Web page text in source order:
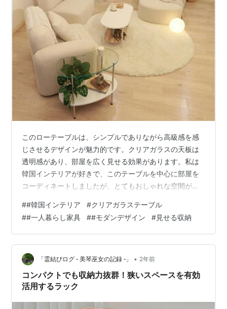
このローテーブルは、シンプルでありながら高級感を感
じさせるデザインが魅力的です。クリアガラスの天板は
透明感があり、部屋を広く見せる効果があります。私は
韓国インテリアが好きで、このテーブルを中心に部屋を
コーディネートしましたが、とてもおしゃれな空間が完
る収納を楽しんでいます。強化ガラスが使用されている
ため、見た目だけでなく実用性も抜群。おしゃれさと機
能性を兼ね備えたこのテーブルは、韓国風の部屋作りを
目指している方にぜひおすすめです。 【スーパーSALE限
定 P10倍】ローテーブル センターテーブル テーブル 韓
国 棚 ガラステーブル 強化ガラス…
##韓国インテリア #クリアガラステーブル
##一人暮らし家具 ##モダンデザイン #見せる収納
「霊結びログ ‐ 美琴巫女の記録 ‐」 • 2年前
コンパクトでも収納力抜群！狭いスペースを有効
活用するラック